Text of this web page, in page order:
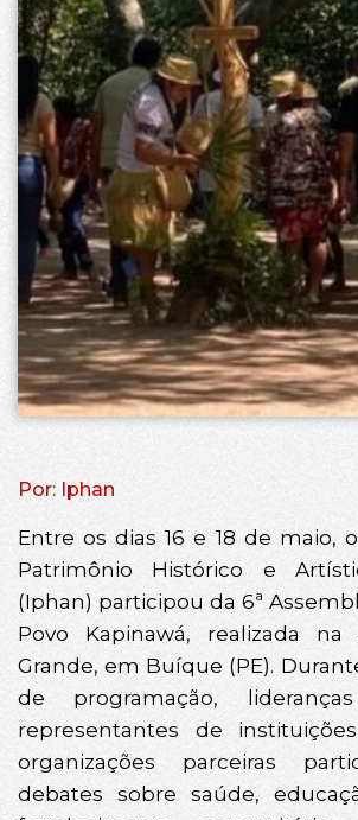
Por: Iphan
Entre os dias 16 e 18 de maio,
Patrimônio Histórico e
(Iphan) participou da 6ª
Povo Kapinawá, realizada na
Grande, em Buíque (PE).
de programação,
representantes de
organizações parceiras
debates sobre saúde,